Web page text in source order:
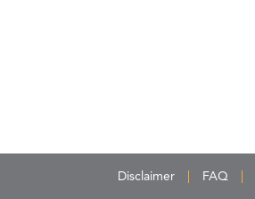
Disclaimer FAQ